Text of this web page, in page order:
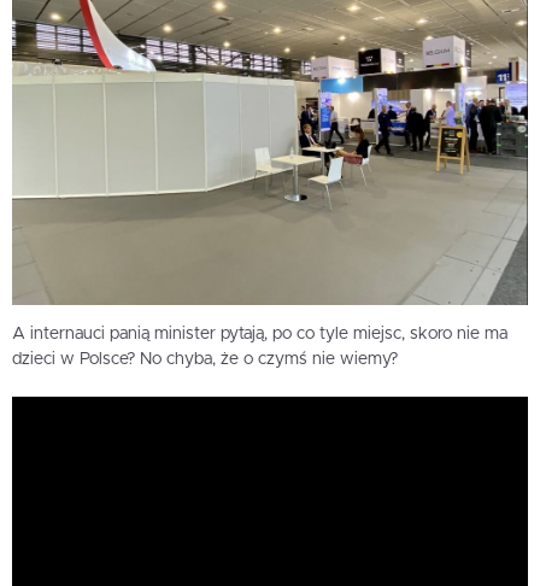
A internauci panią minister pytają, po co tyle miejsc, skoro nie ma
dzieci w Polsce? No chyba, że o czymś nie wiemy?